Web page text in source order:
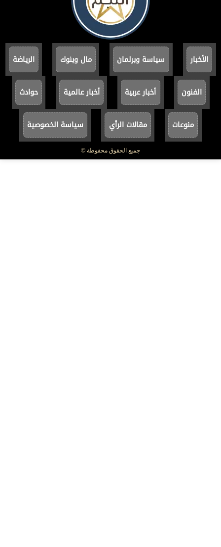
الأخبار سياسة وبرلمان مال وبنوك الرياضة
الفنون أخبار عربية أخبار عالمية حوادث
منوعات مقالات الرأي سياسة الخصوصية
جميع الحقوق محفوظة ©